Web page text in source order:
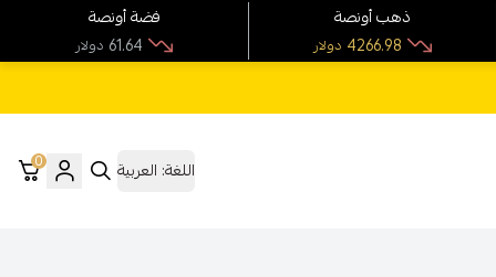
اللغة: العربية 0
فضة أونصة
دولار 61.64
ذهب أونصة
دولار 4266.98